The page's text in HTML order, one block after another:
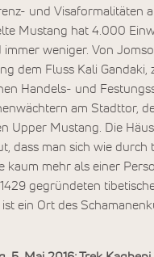
und Visaformalitäten
Mustang hat 4.000
immer weniger. Von
dem Fluss Kali Gandaki,
Handels- und
am Stadttor,
Upper Mustang. Die
dass man sich wie durch
kaum mehr als einer
gegründeten
ein Ort des